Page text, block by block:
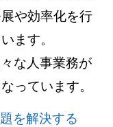
や効率化を行
ます。
な人事業務が
っています。
を解決する